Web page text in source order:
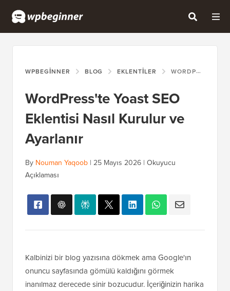
WPBEGINNER BLOG EKLENTILER WORDPRESS'TE YOAST SEO EKLENTISI NASIL KURULUR VE AYARLANIR
WordPress'te Yoast SEO
Eklentisi Nasıl Kurulur ve
Ayarlanır
By Nouman Yaqoob | 25 Mayıs 2026 | Okuyucu
Açıklaması
Kalbinizi bir blog yazısına dökmek ama Google'ın
onuncu sayfasında gömülü kaldığını görmek
inanılmaz derecede sinir bozucudur. İçeriğinizin harika